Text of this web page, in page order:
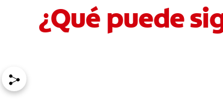
PARA PROFESIONALES CUPONES DÓNDE
¿Qué puede